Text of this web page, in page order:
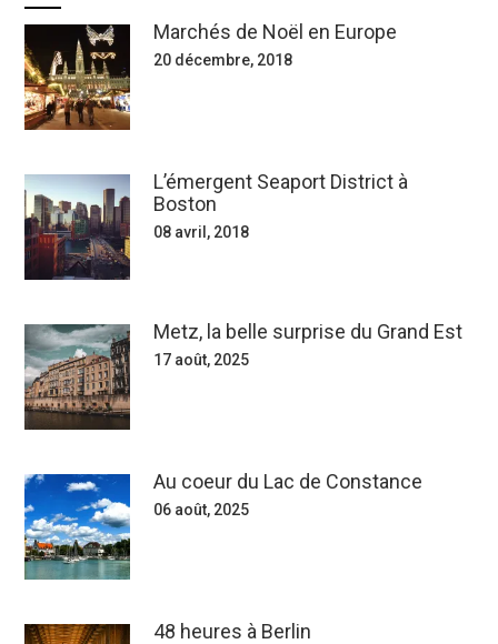
Marchés de Noël en Europe
20 décembre, 2018
L’émergent Seaport District à
Boston
08 avril, 2018
Metz, la belle surprise du Grand Est
17 août, 2025
Au coeur du Lac de Constance
06 août, 2025
48 heures à Berlin